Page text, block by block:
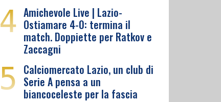
4 Amichevole Live | Lazio-
Ostiamare 4-0: termina il
match. Doppiette per Ratkov e
Zaccagni
5 Calciomercato Lazio, un club di
Serie A pensa a un
biancoceleste per la fascia